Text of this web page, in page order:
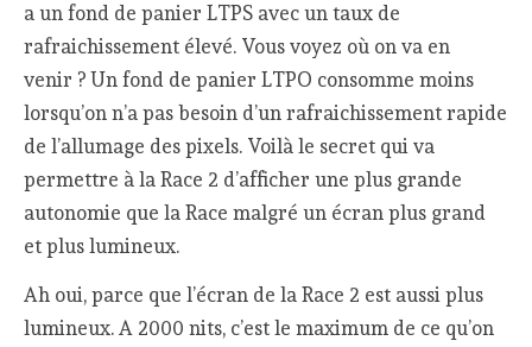
a un fond de panier LTPS avec un taux de
rafraichissement élevé. Vous voyez où on va en
venir ? Un fond de panier LTPO consomme moins
lorsqu’on n’a pas besoin d’un rafraichissement rapide
de l’allumage des pixels. Voilà le secret qui va
permettre à la Race 2 d’afficher une plus grande
autonomie que la Race malgré un écran plus grand
et plus lumineux.
Ah oui, parce que l’écran de la Race 2 est aussi plus
lumineux. A 2000 nits, c’est le maximum de ce qu’on